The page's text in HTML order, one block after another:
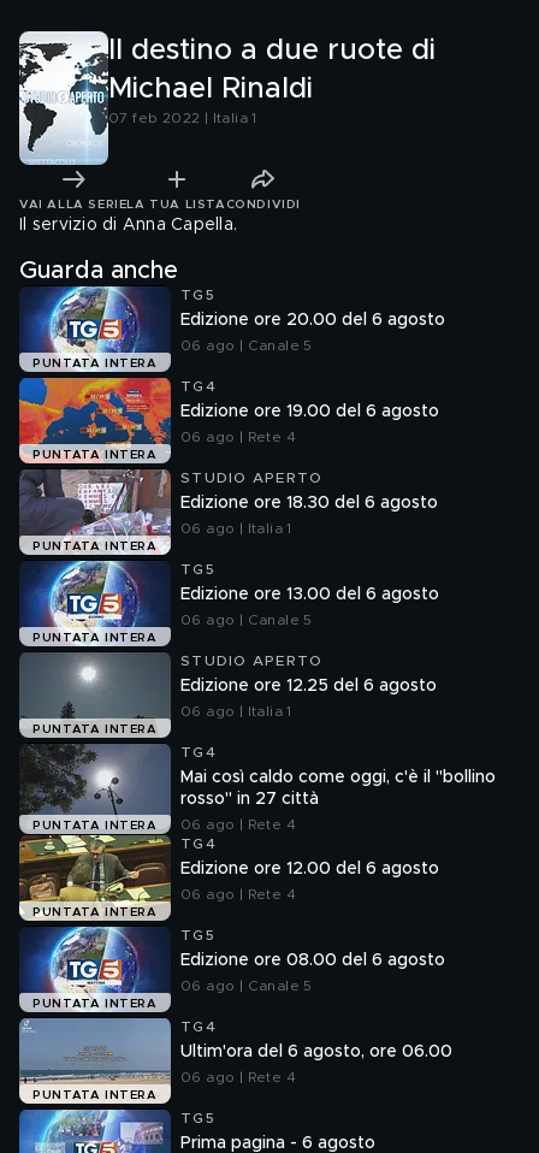
Il destino a due ruote di
Michael Rinaldi
07 feb 2022 | Italia 1
VAI ALLA SERIE LA TUA LISTA CONDIVIDI
Il servizio di Anna Capella.
Guarda anche
PUNTATA INTERA
TG5
Edizione ore 20.00 del 6 agosto
06 ago | Canale 5
PUNTATA INTERA
TG4
Edizione ore 19.00 del 6 agosto
06 ago | Rete 4
PUNTATA INTERA
STUDIO APERTO
Edizione ore 18.30 del 6 agosto
06 ago | Italia 1
PUNTATA INTERA
TG5
Edizione ore 13.00 del 6 agosto
06 ago | Canale 5
PUNTATA INTERA
STUDIO APERTO
Edizione ore 12.25 del 6 agosto
06 ago | Italia 1
PUNTATA INTERA
TG4
Mai così caldo come oggi, c'è il "bollino
rosso" in 27 città
06 ago | Rete 4
PUNTATA INTERA
TG4
Edizione ore 12.00 del 6 agosto
06 ago | Rete 4
PUNTATA INTERA
TG5
Edizione ore 08.00 del 6 agosto
06 ago | Canale 5
PUNTATA INTERA
TG4
Ultim'ora del 6 agosto, ore 06.00
06 ago | Rete 4
TG5
Prima pagina - 6 agosto